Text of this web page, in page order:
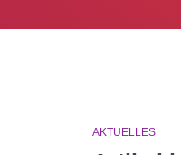
AKTUELLES